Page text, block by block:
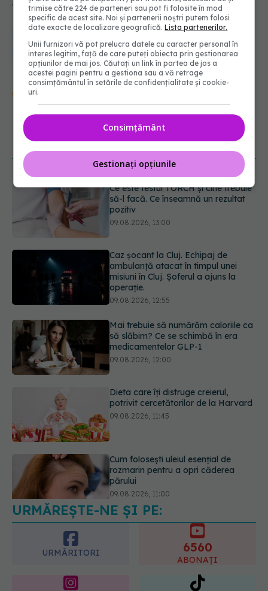
#REZIDENTIAT2022, #REZIDENTIAT
locuri reguli cursuri specialitati
posturi echivalare orgaanizare rezidentiat2022
Urmărește-ne și pe Google News -
abonează‑te!
NOUTĂȚI
Caz șocant la Cluj. Echipaj de
ambulanță atacat în timpul unei
misiuni în Cluj. Șoferul a ajuns la
operație.
Mai trebuie să numărăm caloriile ca
să slăbim? Ce se schimbă în era
medicamentelor GLP-1
09.08.2026, 12:00
Dieta care îți distruge creierul,
potrivit cercetătorilor de la Harvard
09.08.2026, 11:45
Cum folosești uleiul esențial de
rozmarin pentru a opri căderea
părului
Ce este testul TORCH și cine trebuie
să-l facă. Ce înseamnă un rezultat
pozitiv
09.08.2026, 13:00
URMĂREȘTE-NE ȘI PE:
URMĂRITORI 6560
ABONAȚI
trimise către 224 de parteneri sau pot fi folosite în mod
specific de acest site. Noi și partenerii noștri putem folosi
date exacte de localizare geografică.Lista partenerilor.
Unii furnizori vă pot prelucra datele cu caracter personal în
interes legitim, față de care puteți obiecta prin gestionarea
opțiunilor de mai jos. Căutați un link în partea de jos a
acestei pagini pentru a gestiona sau a vă retrage
consimțământul în setările de confidențialitate și cookie-
uri.
Consimțământ
Gestionați opțiunile